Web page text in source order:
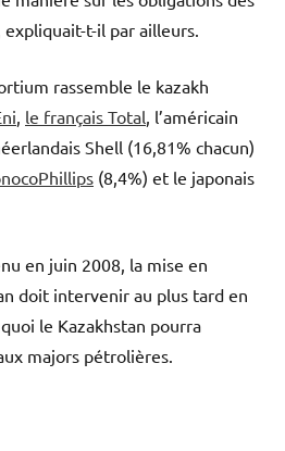
t-il par ailleurs.
rassemble le kazakh
le français Total , l’américain
Shell (16,81% chacun)
(8,4%) et le japonais
en juin 2008, la mise en
doit intervenir au plus tard en
le Kazakhstan pourra
majors pétrolières.